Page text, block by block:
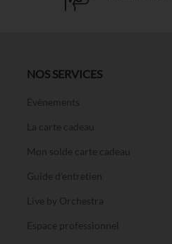
NOS SERVICES
Évènements
La carte cadeau
Mon solde carte cadeau
Guide d'entretien
Live by Orchestra
Espace professionnel